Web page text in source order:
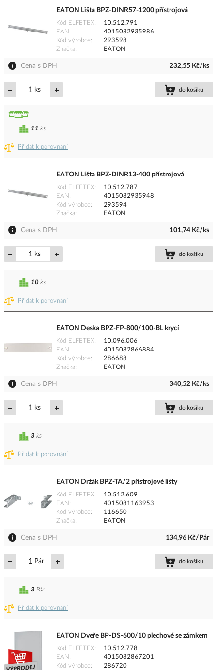
EATON Lišta BPZ-DINR57-1200 přístrojová
Kód ELFETEX
10.512.791
EAN
4015082935986
Kód výrobce
293598
Značka
EATON
Cena s DPH 232,55 Kč/ks
ks do košíku
Přidat k porovnání
11 ks
EATON Lišta BPZ-DINR13-400 přístrojová
Kód ELFETEX
10.512.787
EAN
4015082935948
Kód výrobce
293594
Značka
EATON
Cena s DPH 101,74 Kč/ks
ks do košíku
Přidat k porovnání
10 ks
EATON Deska BPZ-FP-800/100-BL krycí
Kód ELFETEX
10.096.006
EAN
4015082866884
Kód výrobce
286688
Značka
EATON
Cena s DPH 340,52 Kč/ks
ks do košíku
Přidat k porovnání
3 ks
EATON Držák BPZ-TA/2 přístrojové lišty
Kód ELFETEX
10.512.609
EAN
4015081163953
Kód výrobce
116650
Značka
EATON
Cena s DPH 134,96 Kč/Pár
Pár do košíku
Přidat k porovnání
3 Pár
EATON Dveře BP-DS-600/10 plechové se zámkem
Kód ELFETEX
10.512.778
EAN
4015082867201
Kód výrobce
286720